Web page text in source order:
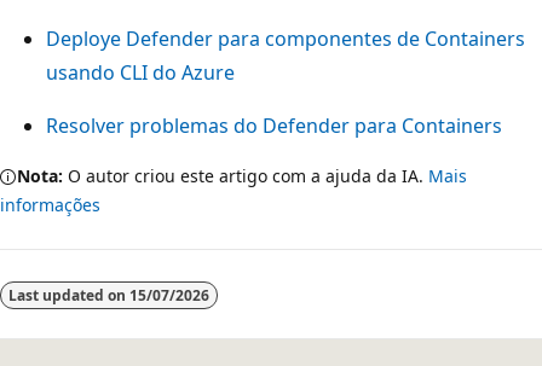
Deploye Defender para componentes de Containers
usando CLI do Azure
Resolver problemas do Defender para Containers
Nota: O autor criou este artigo com a ajuda da IA. Mais
informações
Last updated on 15/07/2026